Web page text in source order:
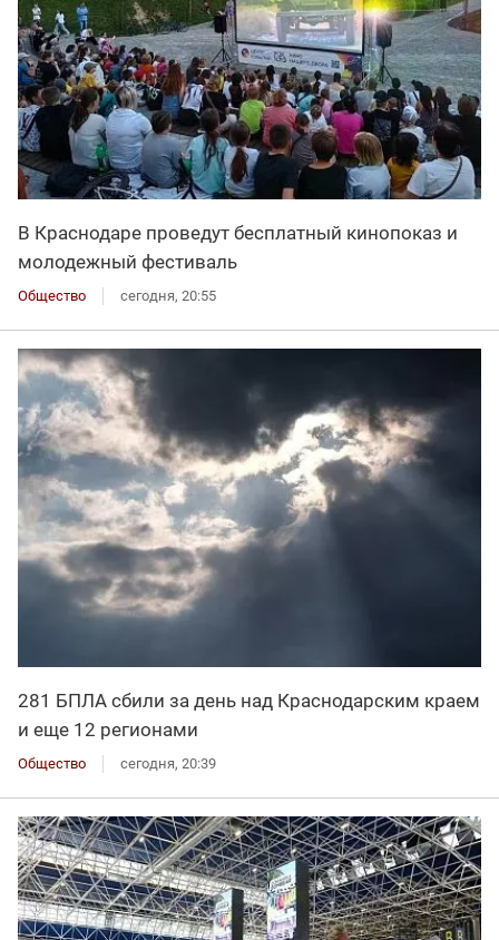
В Краснодаре проведут бесплатный кинопоказ и
молодежный фестиваль
Общество сегодня, 20:55
281 БПЛА сбили за день над Краснодарским краем
и еще 12 регионами
Общество сегодня, 20:39